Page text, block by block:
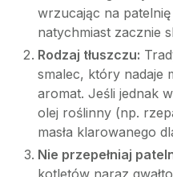
wrzucając na
natychmiast zacznie
Rodzaj tłuszczu:
smalec, który nadaje
aromat. Jeśli jednak
olej roślinny (np.
masła klarowanego
Nie przepełniaj